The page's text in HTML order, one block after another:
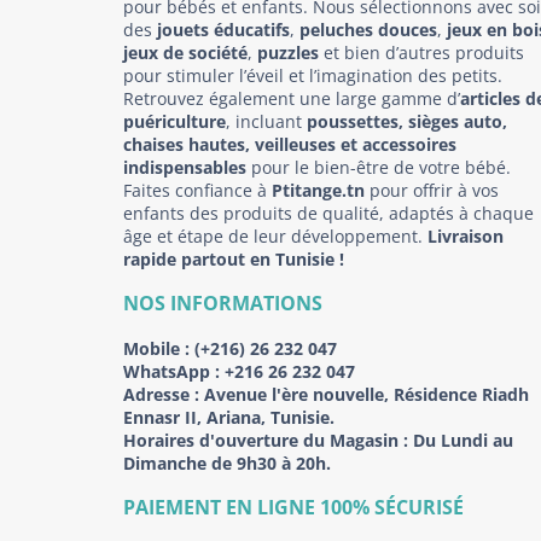
pour bébés et enfants. Nous sélectionnons avec
des jouets éducatifs, peluches douces, jeux en
jeux de société, puzzles et bien d’autres produits
pour stimuler l’éveil et l’imagination des petits.
Retrouvez également une large gamme d’articles
puériculture, incluant poussettes, sièges auto,
chaises hautes, veilleuses et accessoires
indispensables pour le bien-être de votre bébé.
Faites confiance à Ptitange.tn pour offrir à vos
enfants des produits de qualité, adaptés à chaque
âge et étape de leur développement. Livraison
rapide partout en Tunisie !
NOS INFORMATIONS
Mobile : (+216) 26 232 047
WhatsApp : +216 26 232 047
Adresse : Avenue l'ère nouvelle, Résidence Riadh
Ennasr II, Ariana, Tunisie.
Horaires d'ouverture du Magasin : Du Lundi au
Dimanche de 9h30 à 20h.
PAIEMENT EN LIGNE 100% SÉCURISÉ